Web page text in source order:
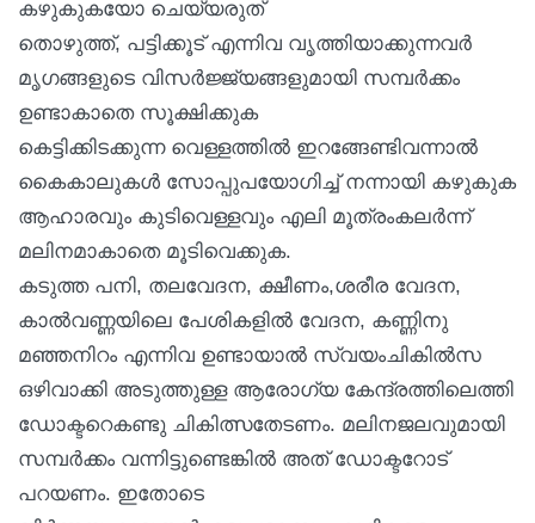
കഴുകുകയോ ചെയ്യരുത്
തൊഴുത്ത്, പട്ടിക്കൂട് എന്നിവ വൃത്തിയാക്കുന്നവർ
മൃഗങ്ങളുടെ വിസർജ്ജ്യങ്ങളുമായി സമ്പർക്കം
ഉണ്ടാകാതെ സൂക്ഷിക്കുക
കെട്ടിക്കിടക്കുന്ന വെള്ളത്തിൽ ഇറങ്ങേണ്ടിവന്നാൽ
കൈകാലുകൾ സോപ്പുപയോഗിച്ച് നന്നായി കഴുകുക
ആഹാരവും കുടിവെള്ളവും എലി മൂത്രംകലർന്ന്
മലിനമാകാതെ മൂടിവെക്കുക.
കടുത്ത പനി, തലവേദന, ക്ഷീണം,ശരീര വേദന,
കാൽവണ്ണയിലെ പേശികളിൽ വേദന, കണ്ണിനു
മഞ്ഞനിറം എന്നിവ ഉണ്ടായാൽ സ്വയംചികിൽസ
ഒഴിവാക്കി അടുത്തുള്ള ആരോഗ്യ കേന്ദ്രത്തിലെത്തി
ഡോക്ടറെകണ്ടു ചികിത്സതേടണം. മലിനജലവുമായി
സമ്പർക്കം വന്നിട്ടുണ്ടെങ്കിൽ അത് ഡോക്ടറോട്
പറയണം. ഇതോടെ